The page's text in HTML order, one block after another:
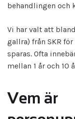
behandlingen och
Vi har valt att
gallra) från SKR
sparas. Ofta
mellan 1 år och 10
Vem är